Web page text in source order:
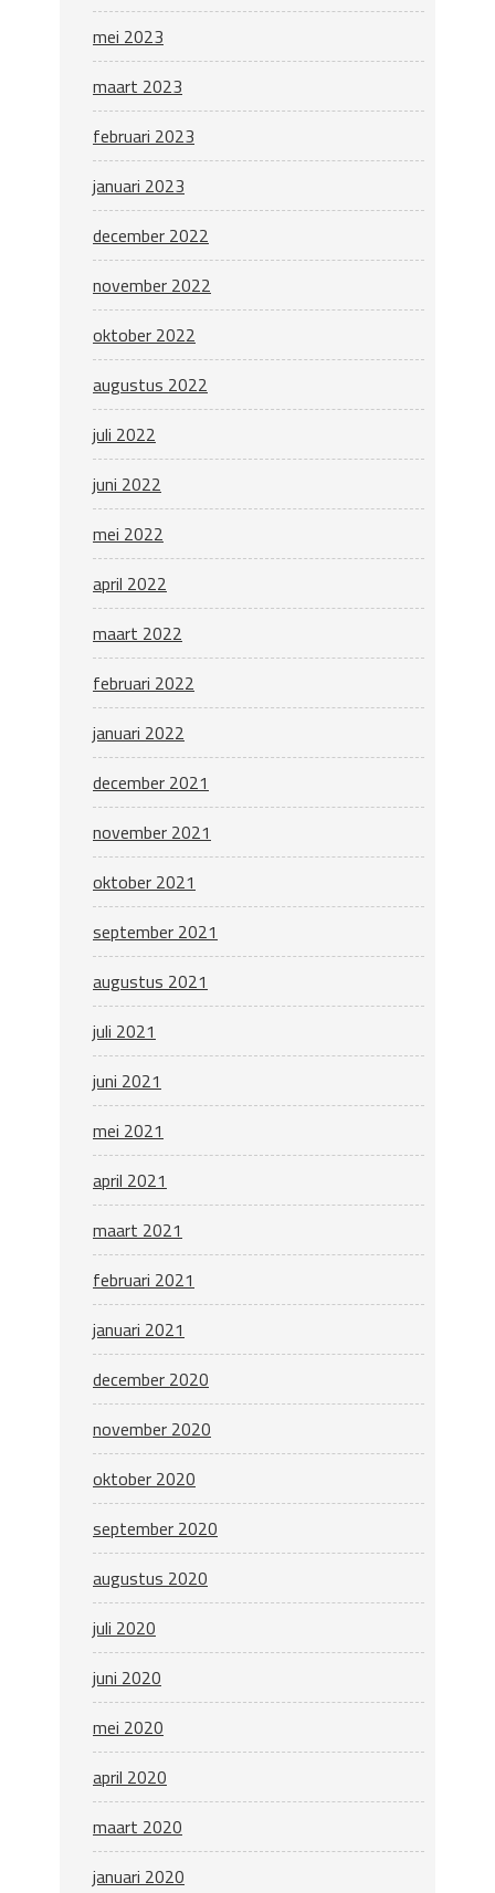
mei 2023
maart 2023
februari 2023
januari 2023
december 2022
november 2022
oktober 2022
augustus 2022
juli 2022
juni 2022
mei 2022
april 2022
maart 2022
februari 2022
januari 2022
december 2021
november 2021
oktober 2021
september 2021
augustus 2021
juli 2021
juni 2021
mei 2021
april 2021
maart 2021
februari 2021
januari 2021
december 2020
november 2020
oktober 2020
september 2020
augustus 2020
juli 2020
juni 2020
mei 2020
april 2020
maart 2020
januari 2020